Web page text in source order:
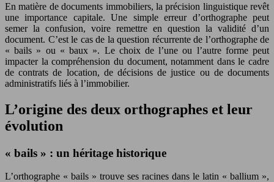
En matière de documents immobiliers, la précision linguistique revêt
une importance capitale. Une simple erreur d’orthographe peut
semer la confusion, voire remettre en question la validité d’un
document. C’est le cas de la question récurrente de l’orthographe de
« bails » ou « baux ». Le choix de l’une ou l’autre forme peut
impacter la compréhension du document, notamment dans le cadre
de contrats de location, de décisions de justice ou de documents
administratifs liés à l’immobilier.
L’origine des deux orthographes et leur
évolution
« bails » : un héritage historique
L’orthographe « bails » trouve ses racines dans le latin « ballium »,